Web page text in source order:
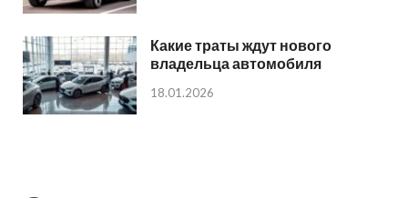
Какие траты ждут нового
владельца автомобиля
18.01.2026